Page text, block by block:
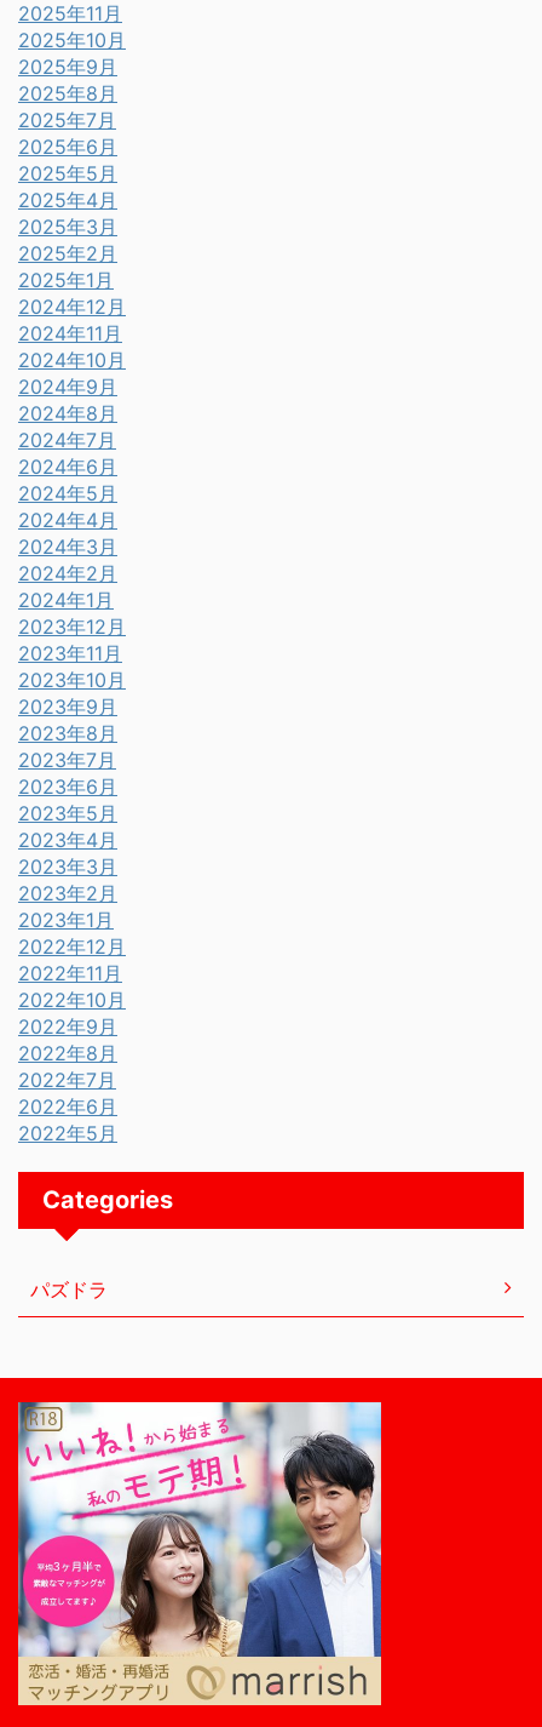
2025年11月
2025年10月
2025年9月
2025年8月
2025年7月
2025年6月
2025年5月
2025年4月
2025年3月
2025年2月
2025年1月
2024年12月
2024年11月
2024年10月
2024年9月
2024年8月
2024年7月
2024年6月
2024年5月
2024年4月
2024年3月
2024年2月
2024年1月
2023年12月
2023年11月
2023年10月
2023年9月
2023年8月
2023年7月
2023年6月
2023年5月
2023年4月
2023年3月
2023年2月
2023年1月
2022年12月
2022年11月
2022年10月
2022年9月
2022年8月
2022年7月
2022年6月
2022年5月
Categories
パズドラ